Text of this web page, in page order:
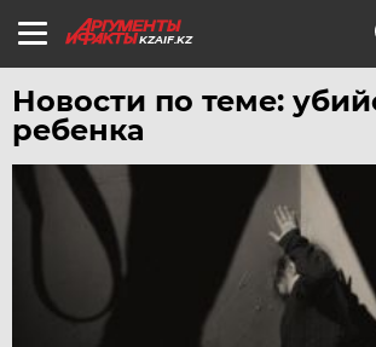
KZAIF.KZ
Новости по теме:
ребенка